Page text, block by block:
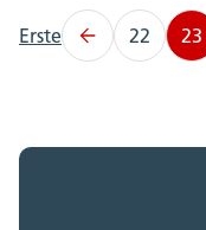
Erste 22 23